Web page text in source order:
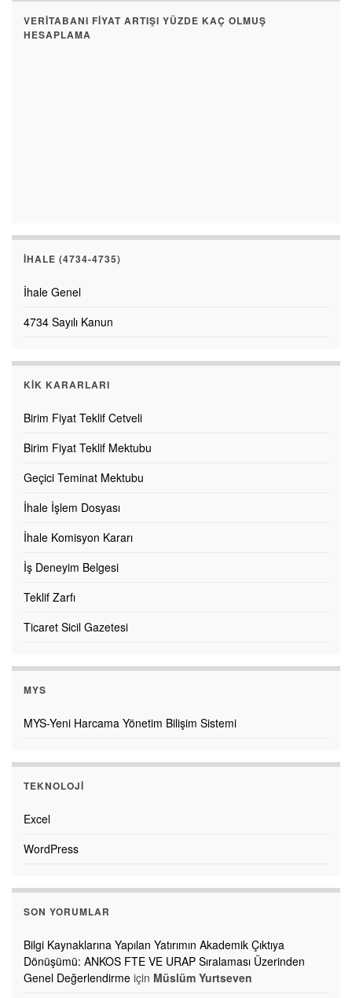
VERITABANI FIYAT ARTIŞI YÜZDE KAÇ OLMUŞ
HESAPLAMA
İHALE (4734-4735)
İhale Genel
4734 Sayılı Kanun
KİK KARARLARI
Birim Fiyat Teklif Cetveli
Birim Fiyat Teklif Mektubu
Geçici Teminat Mektubu
İhale İşlem Dosyası
İhale Komisyon Kararı
İş Deneyim Belgesi
Teklif Zarfı
Ticaret Sicil Gazetesi
MYS
MYS-Yeni Harcama Yönetim Bilişim Sistemi
TEKNOLOJI
Excel
WordPress
SON YORUMLAR
Bilgi Kaynaklarına Yapılan Yatırımın Akademik Çıktıya
Dönüşümü: ANKOS FTE VE URAP Sıralaması Üzerinden
Genel Değerlendirme için Müslüm Yurtseven